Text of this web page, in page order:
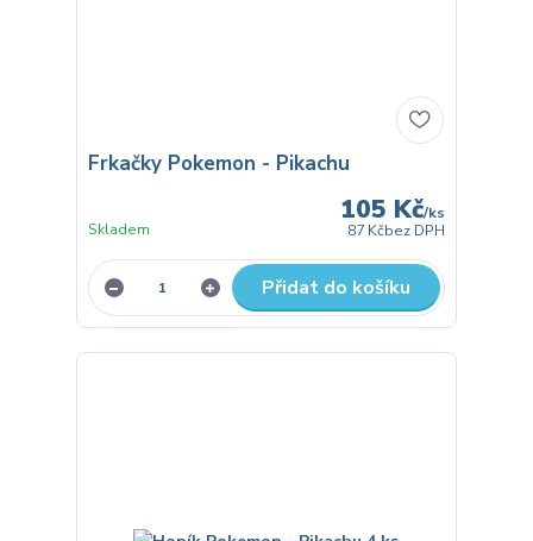
Frkačky Pokemon - Pikachu
105 Kč/ks
87 Kčbez DPH
Skladem
Přidat do košíku